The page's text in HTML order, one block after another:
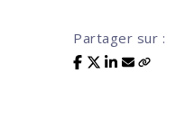
Partager sur :